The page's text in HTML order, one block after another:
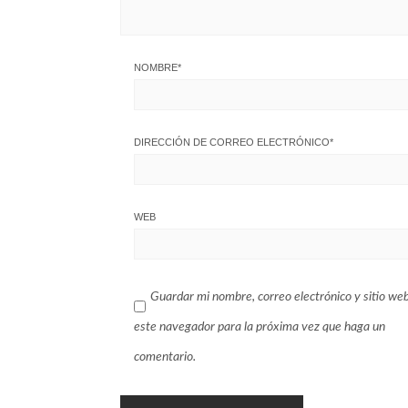
NOMBRE*
DIRECCIÓN DE CORREO ELECTRÓNICO*
WEB
Guardar mi nombre, correo electrónico y sitio
este navegador para la próxima vez que haga un
comentario.